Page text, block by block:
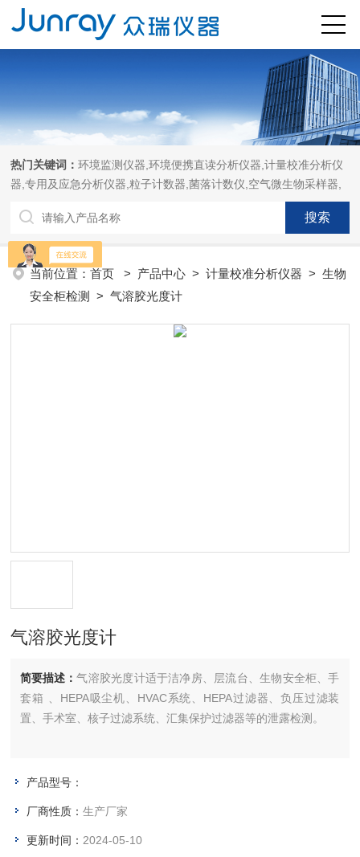
热门关键词：环境监测仪器,环境便携直读分析仪器,计量校准分析仪
器,专用及应急分析仪器,粒子计数器,菌落计数仪,空气微生物采样器,
当前位置：首页 > 产品中心 >计量校准分析仪器 >生物
安全柜检测
> 气溶胶光度计
气溶胶光度计
简要描述：气溶胶光度计适于洁净房、层流台、生物安全柜、手
套箱 、HEPA吸尘机、HVAC系统、HEPA过滤器、负压过滤装
置、手术室、核子过滤系统、汇集保护过滤器等的泄露检测。
产品型号：
厂商性质：生产厂家
更新时间： 2024-05-10